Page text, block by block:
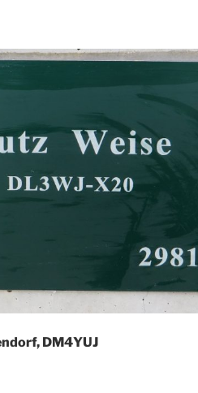
DM4YUJ